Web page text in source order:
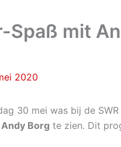
Spaß mit
2020
30 mei was bij de
Borg te zien. Dit